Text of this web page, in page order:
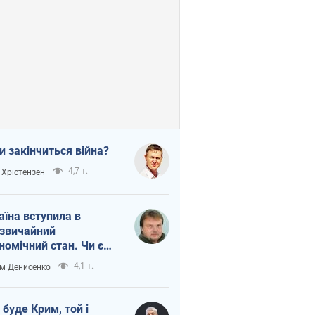
закінчиться війна?
4,7 т.
вступила в
стан. Чи є
вкінці тунелю?
Денисенко 4,1 т.
Крим, той і